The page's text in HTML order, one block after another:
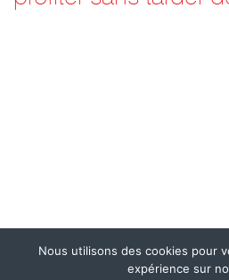
Nous utilisons des cookies pour
expérience sur